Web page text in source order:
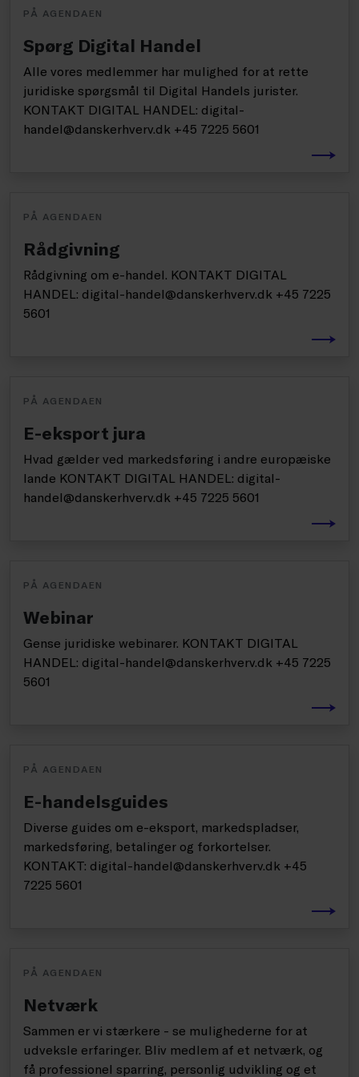
PÅ AGENDAEN
Spørg Digital Handel
Alle vores medlemmer har mulighed for at rette
juridiske spørgsmål til Digital Handels jurister.
KONTAKT DIGITAL HANDEL: digital-
handel@danskerhverv.dk +45 7225 5601
PÅ AGENDAEN
Rådgivning
Rådgivning om e-handel. KONTAKT DIGITAL
HANDEL: digital-handel@danskerhverv.dk +45 7225
5601
PÅ AGENDAEN
E-eksport jura
Hvad gælder ved markedsføring i andre europæiske
lande KONTAKT DIGITAL HANDEL: digital-
handel@danskerhverv.dk +45 7225 5601
PÅ AGENDAEN
Webinar
Gense juridiske webinarer. KONTAKT DIGITAL
HANDEL: digital-handel@danskerhverv.dk +45 7225
5601
PÅ AGENDAEN
E-handelsguides
Diverse guides om e-eksport, markedspladser,
markedsføring, betalinger og forkortelser.
KONTAKT: digital-handel@danskerhverv.dk +45
7225 5601
PÅ AGENDAEN
Netværk
Sammen er vi stærkere - se mulighederne for at
udveksle erfaringer. Bliv medlem af et netværk, og
få professionel sparring, personlig udvikling og et